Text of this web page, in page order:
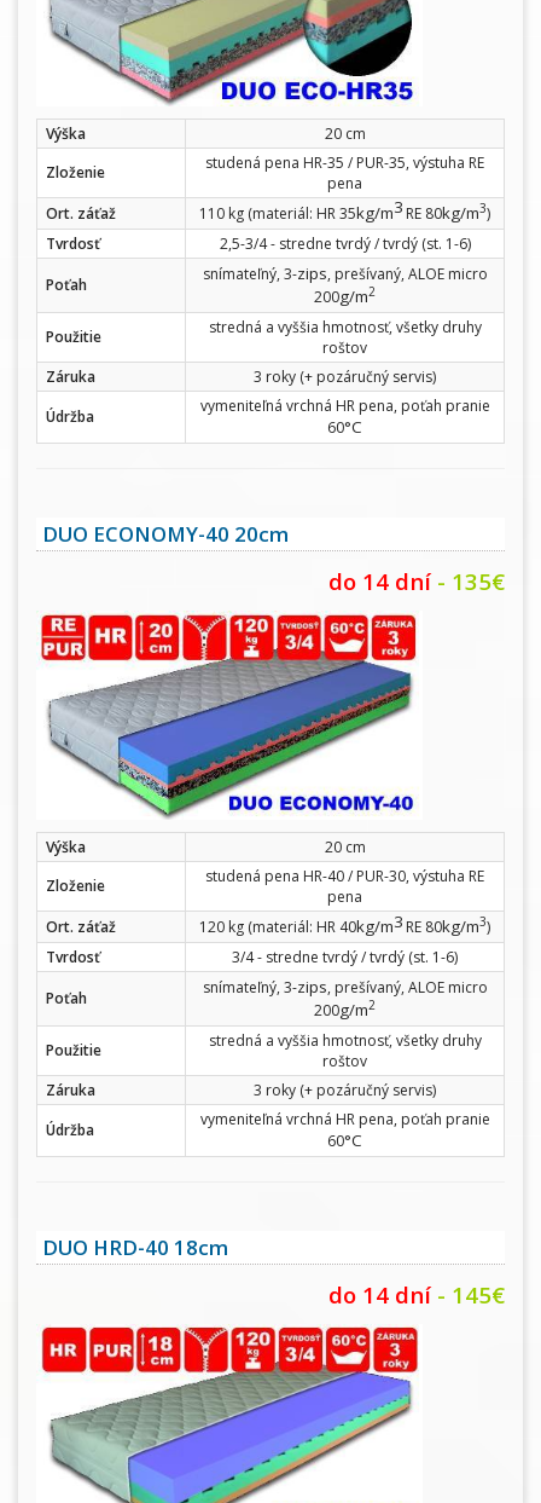
Výška
20 cm
Zloženie
studená pena HR-35 / PUR-35, výstuha RE
pena
Ort. záťaž
110 kg (materiál: HR 35kg/m3 RE 80kg/m3)
Tvrdosť
2,5-3/4 - stredne tvrdý / tvrdý (st. 1-6)
Poťah
snímateľný, 3-zips, prešívaný, ALOE micro
200g/m2
Použitie
stredná a vyššia hmotnosť, všetky druhy
roštov
Záruka
3 roky (+ pozáručný servis)
Údržba
vymeniteľná vrchná HR pena, poťah pranie
60°C
DUO ECONOMY-40 20cm
do 14 dní - 135€
Výška
20 cm
Zloženie
studená pena HR-40 / PUR-30, výstuha RE
pena
Ort. záťaž
120 kg (materiál: HR 40kg/m3 RE 80kg/m3)
Tvrdosť
3/4 - stredne tvrdý / tvrdý (st. 1-6)
Poťah
snímateľný, 3-zips, prešívaný, ALOE micro
200g/m2
Použitie
stredná a vyššia hmotnosť, všetky druhy
roštov
Záruka
3 roky (+ pozáručný servis)
Údržba
vymeniteľná vrchná HR pena, poťah pranie
60°C
DUO HRD-40 18cm
do 14 dní - 145€